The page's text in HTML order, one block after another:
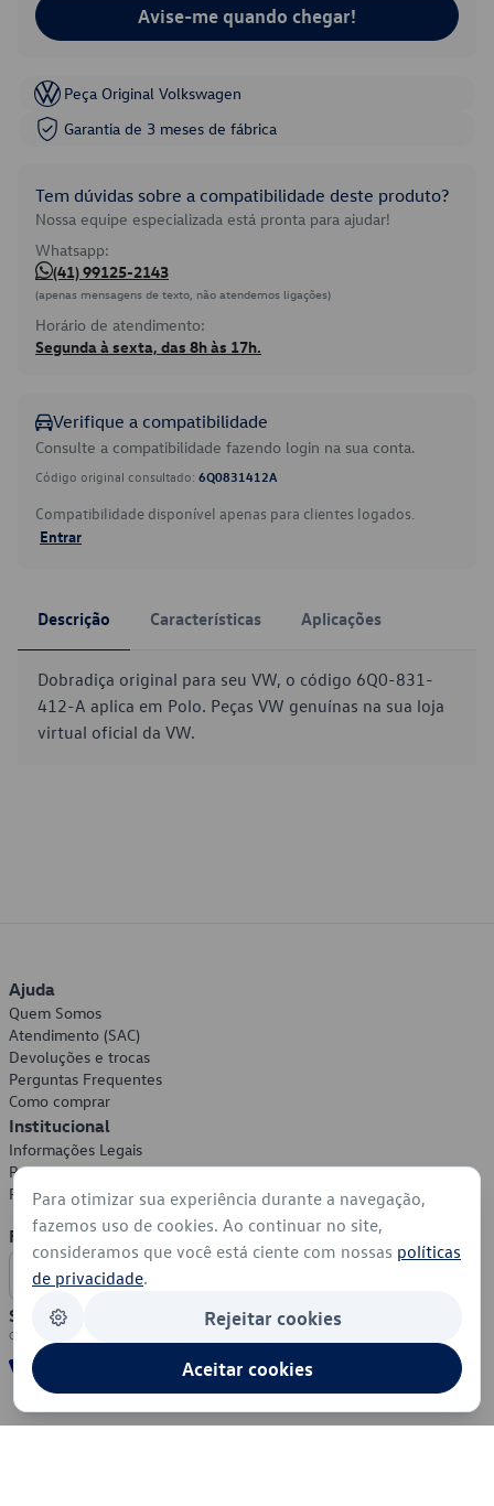
Avise-me quando chegar!
Peça Original Volkswagen
Garantia de 3 meses de fábrica
Tem dúvidas sobre a compatibilidade deste produto?
Nossa equipe especializada está pronta para ajudar!
Whatsapp:
(41) 99125-2143
(apenas mensagens de texto, não atendemos ligações)
Horário de atendimento:
Segunda à sexta, das 8h às 17h.
Verifique a compatibilidade
Consulte a compatibilidade fazendo login na sua conta.
Código original consultado: 6Q0831412A
Compatibilidade disponível apenas para clientes logados.
Entrar
Descrição Características Aplicações
Dobradiça original para seu VW, o código 6Q0-831-
412-A aplica em Polo. Peças VW genuínas na sua loja
virtual oficial da VW.
Ajuda
Quem Somos
Atendimento (SAC)
Devoluções e trocas
Perguntas Frequentes
Como comprar
Institucional
Informações Legais
Política de Privacidade
Política de Cookies
Formas de Pagamento
Segurança
Para otimizar sua experiência durante a navegação,
fazemos uso de cookies. Ao continuar no site,
consideramos que você está ciente com nossas políticas
de privacidade.
Rejeitar cookies
Aceitar cookies